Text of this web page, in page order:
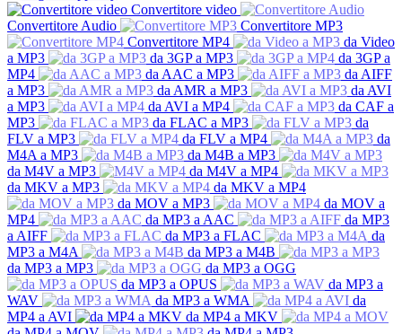
Convertitore video
Convertitore Audio
Convertitore MP3
Convertitore MP4
da Video
a MP3
da 3GP a MP3
da 3GP a
MP4
da AAC a MP3
da AIFF
a MP3
da AMR a MP3
da AVI
a MP3
da AVI a MP4
da CAF a
MP3
da FLAC a MP3
da
FLV a MP3
da FLV a MP4
da
M4A a MP3
da M4B a MP3
da M4V a MP3
da M4V a MP4
da MKV a MP3
da MKV a MP4
da MOV a MP3
da MOV a
MP4
da MP3 a AAC
da MP3
a AIFF
da MP3 a FLAC
da
MP3 a M4A
da MP3 a M4B
da MP3 a MP3
da MP3 a OGG
da MP3 a OPUS
da MP3 a
WAV
da MP3 a WMA
da
MP4 a AVI
da MP4 a MKV